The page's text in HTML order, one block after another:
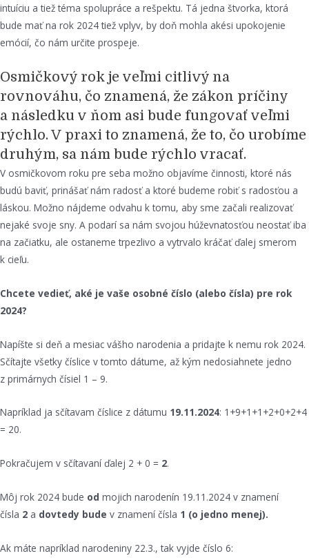
intuíciu a tiež téma spolupráce a rešpektu. Tá jedna štvorka, ktorá
bude mať na rok 2024 tiež vplyv, by doň mohla akési upokojenie
emócií, čo nám určite prospeje.
Osmičkový rok je veľmi citlivý na
rovnováhu, čo znamená, že zákon príčiny
a následku v ňom asi bude fungovať veľmi
rýchlo. V praxi to znamená, že to, čo urobíme
druhým, sa nám bude rýchlo vracať.
V osmičkovom roku pre seba možno objavíme činnosti, ktoré nás
budú baviť, prinášať nám radosť a ktoré budeme robiť s radosťou a
láskou. Možno nájdeme odvahu k tomu, aby sme začali realizovať
nejaké svoje sny. A podarí sa nám svojou húževnatosťou neostať iba
na začiatku, ale ostaneme trpezlivo a vytrvalo kráčať ďalej smerom
k cieľu.
Chcete vedieť, aké je vaše osobné číslo (alebo čísla) pre rok
2024?
Napíšte si deň a mesiac vášho narodenia a pridajte k nemu rok 2024.
Sčítajte všetky číslice v tomto dátume, až kým nedosiahnete jedno
z primárnych čísiel 1 – 9.
Napríklad ja sčítavam číslice z dátumu 19.11.2024: 1+9+1+1+2+0+2+4
= 20.
Pokračujem v sčítavaní ďalej 2 + 0 = 2.
Môj rok 2024 bude od mojich narodenín 19.11.2024 v znamení
čísla 2 a dovtedy bude v znamení čísla 1 (o jedno menej).
Ak máte napríklad narodeniny 22.3., tak vyjde číslo 6: